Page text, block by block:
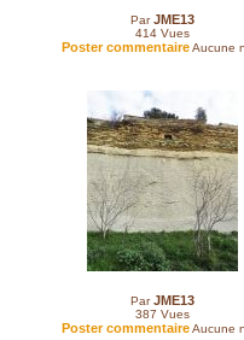
ParJME13
414 Vues
Poster commentaireAucune
ParJME13
387 Vues
Poster commentaireAucune